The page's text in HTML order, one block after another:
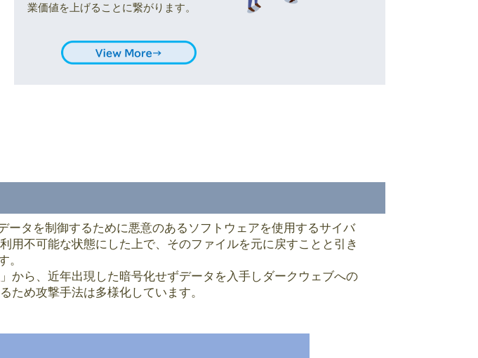
業価値を上げることに繋がります。
タを制御するために悪意のあるソフトウェアを使用するサイバ
用不可能な状態にした上で、そのファイルを元に戻すことと引き
。
」から、近年出現した暗号化せずデータを入手しダークウェブへの
ため攻撃手法は多様化しています。